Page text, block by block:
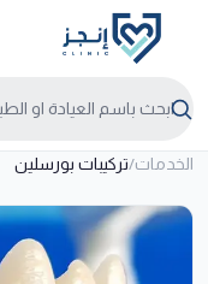
الخدمات/تركيبات بورسلين